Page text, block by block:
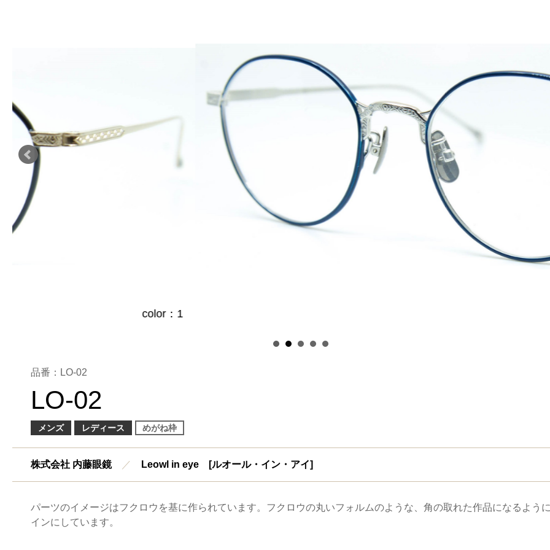
品番：LO-02
LO-02
メンズ レディース めがね枠
株式会社 内藤眼鏡／ Leowl in eye [ルオール・イン・アイ]
パーツのイメージはフクロウを基に作られています。フクロウの丸いフォルムのような、角の取れた作品になるよう
インにしています。